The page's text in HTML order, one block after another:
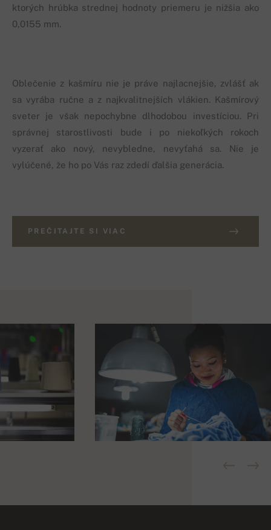
ktorých hrúbka strednej hodnoty priemeru je nižšia ako
0,0155 mm.
Oblečenie z kašmíru nie je práve najlacnejšie, zvlášť ak
sa vyrába ručne a z najkvalitnejších vlákien. Kašmírový
sveter je však nepochybne dlhodobou investíciou. Pri
správnej starostlivosti bude i po niekoľkých rokoch
vyzerať ako nový, nevybledne, nevyťahá sa. Nie je
vylúčené, že ho po Vás raz zdedí ďalšia generácia.
PREČITAJTE SI VIAC